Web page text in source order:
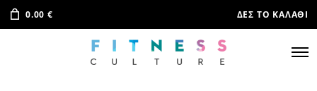
0.00 € ΔΕΣ ΤΟ ΚΑΛΆΘΙ